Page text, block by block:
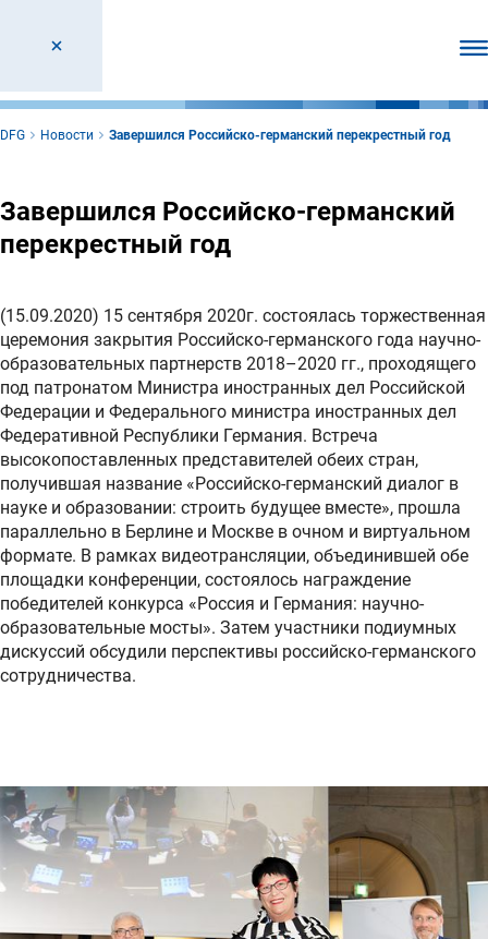
DFG Новости Завершился Российско-германский перекрестный год
Завершился Российско-германский
перекрестный год
(15.09.2020) 15 сентября 2020г. состоялась торжественная
церемония закрытия Российско-германского года научно-
образовательных партнерств 2018–2020 гг., проходящего
под патронатом Министра иностранных дел Российской
Федерации и Федерального министра иностранных дел
Федеративной Республики Германия. Встреча
высокопоставленных представителей обеих стран,
получившая название «Российско-германский диалог в
науке и образовании: строить будущее вместе», прошла
параллельно в Берлине и Москве в очном и виртуальном
формате. В рамках видеотрансляции, объединившей обе
площадки конференции, состоялось награждение
победителей конкурса «Россия и Германия: научно-
образовательные мосты». Затем участники подиумных
дискуссий обсудили перспективы российско-германского
сотрудничества.